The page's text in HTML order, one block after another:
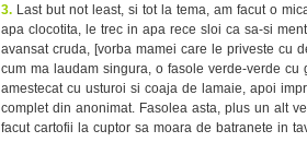
3. Last but not least, si tot la tema, am facut o
apa clocotita, le trec in apa rece sloi ca sa-si
avansat cruda, [vorba mamei care le priveste cu
cum ma laudam singura, o fasole verde-verde cu
amestecat cu usturoi si coaja de lamaie, apoi
complet din anonimat. Fasolea asta, plus un alt
facut cartofii la cuptor sa moara de batranete in